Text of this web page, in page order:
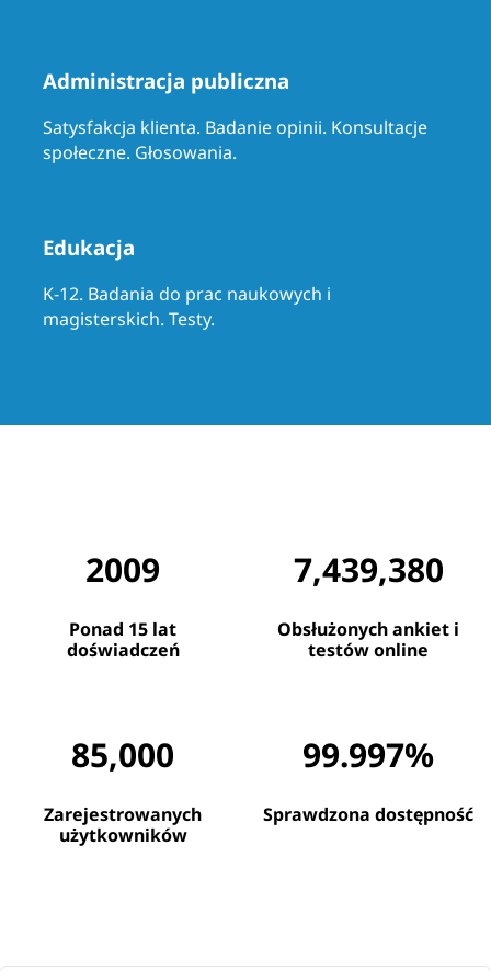
Administracja publiczna
Satysfakcja klienta. Badanie opinii. Konsultacje
społeczne. Głosowania.
Edukacja
K-12. Badania do prac naukowych i
magisterskich. Testy.
2009
Ponad 15 lat
doświadczeń
7,439,380
Obsłużonych ankiet i
testów online
85,000
Zarejestrowanych
użytkowników
99.997%
Sprawdzona dostępność